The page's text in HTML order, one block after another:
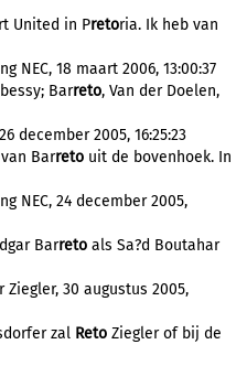
United in Pretoria. Ik heb van
NEC, 18 maart 2006, 13:00:37
Barreto, Van der Doelen,
december 2005, 16:25:23
Barreto uit de bovenhoek. In
NEC, 24 december 2005,
Barreto als Sa?d Boutahar
Ziegler, 30 augustus 2005,
zal Reto Ziegler of bij de